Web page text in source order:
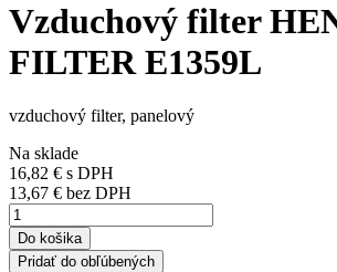
Vzduchový filter
FILTER E1359L
vzduchový filter, panelový
Na sklade
16,82 € s DPH
13,67 € bez DPH
Do košika
Pridať do obľúbených